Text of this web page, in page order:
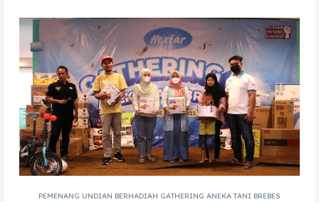
PEMENANG UNDIAN BERHADIAH GATHERING ANEKA TANI BREBES